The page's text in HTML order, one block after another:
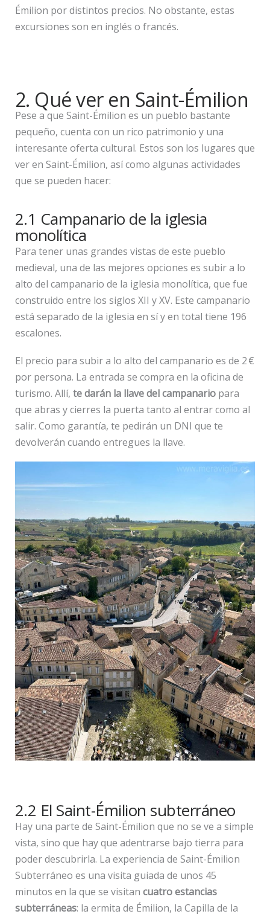
Émilion por distintos precios. No obstante, estas
excursiones son en inglés o francés.
2. Qué ver en Saint-Émilion
Pese a que Saint-Émilion es un pueblo bastante
pequeño, cuenta con un rico patrimonio y una
interesante oferta cultural. Estos son los lugares que
ver en Saint-Émilion, así como algunas actividades
que se pueden hacer:
2.1 Campanario de la iglesia
monolítica
Para tener unas grandes vistas de este pueblo
medieval, una de las mejores opciones es subir a lo
alto del campanario de la iglesia monolítica, que fue
construido entre los siglos XII y XV. Este campanario
está separado de la iglesia en sí y en total tiene 196
escalones.
El precio para subir a lo alto del campanario es de 2 €
por persona. La entrada se compra en la oficina de
turismo. Allí, te darán la llave del campanariopara
que abras y cierres la puerta tanto al entrar como al
salir. Como garantía, te pedirán un DNI que te
devolverán cuando entregues la llave.
2.2 El Saint-Émilion subterráneo
Hay una parte de Saint-Émilion que no se ve a simple
vista, sino que hay que adentrarse bajo tierra para
poder descubrirla. La experiencia de Saint-Émilion
Subterráneo es una visita guiada de unos 45
minutos en la que se visitan cuatro estancias
subterráneas: la ermita de Émilion, la Capilla de la